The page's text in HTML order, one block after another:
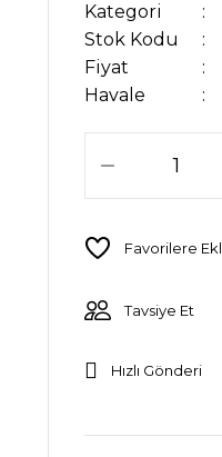
Kategori
Stok Kodu
Fiyat
Havale
Tavsiye Et
Hızlı Gönderi